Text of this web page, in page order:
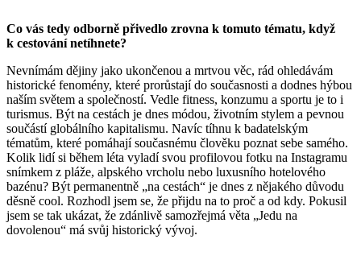
Co vás tedy odborně přivedlo zrovna k tomuto tématu, když
k cestování netíhnete?
Nevnímám dějiny jako ukončenou a mrtvou věc, rád ohledávám
historické fenomény, které prorůstají do současnosti a dodnes hýbou
naším světem a společností. Vedle fitness, konzumu a sportu je to i
turismus. Být na cestách je dnes módou, životním stylem a pevnou
součástí globálního kapitalismu. Navíc tíhnu k badatelským
tématům, které pomáhají současnému člověku poznat sebe samého.
Kolik lidí si během léta vyladí svou profilovou fotku na Instagramu
snímkem z pláže, alpského vrcholu nebo luxusního hotelového
bazénu? Být permanentně „na cestách“ je dnes z nějakého důvodu
děsně cool. Rozhodl jsem se, že přijdu na to proč a od kdy. Pokusil
jsem se tak ukázat, že zdánlivě samozřejmá věta „Jedu na
dovolenou“ má svůj historický vývoj.